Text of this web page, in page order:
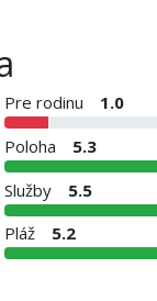
Pre rodinu
1.0
Poloha
5.3
Služby
5.5
Pláž
5.2